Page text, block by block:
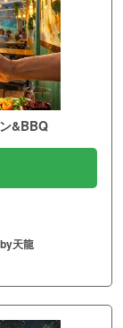
&BBQ
天龍